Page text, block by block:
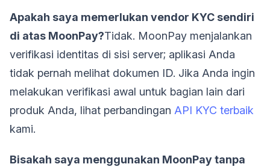
Apakah saya memerlukan vendor KYC sendiri
di atas MoonPay?Tidak. MoonPay menjalankan
verifikasi identitas di sisi server; aplikasi Anda
tidak pernah melihat dokumen ID. Jika Anda ingin
melakukan verifikasi awal untuk bagian lain dari
produk Anda, lihat perbandingan API KYC terbaik
kami.
Bisakah saya menggunakan MoonPay tanpa